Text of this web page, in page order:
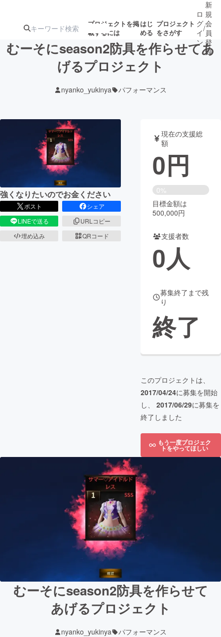
プロジェクトを掲
載するには
はじ
める
プロジェクト
をさがす
ターン
ジェクト
ロジェクト
アート・写真 音楽
テクノロジー・ガジェット ゲーム・サ
映像・映画 書籍・雑誌
ビジネス・起業 チャレンジ
まちづくり・地域活性化
CAMPFIRE Creation
ロ
グ
イ
ン
/
新
規
会
員
登
録
むーそにseason2防具を作らせてあ
げるプロジェクト
nyanko_yukinya パフォーマンス
強くなりたいのでお金ください
ポスト
シェア
LINEで送る
URLコピー
埋め込み
QRコード
現在の支援総
額
0円
0%
目標金額は
500,000円
支援者数
0人
募集終了まで残
り
終了
このプロジェクトは、
2017/04/24に募集を開始
し、 2017/06/29に募集を
終了しました
もう一度プロジェク
トをやってほしい
むーそにseason2防具を作らせて
あげるプロジェクト
nyanko_yukinya パフォーマンス